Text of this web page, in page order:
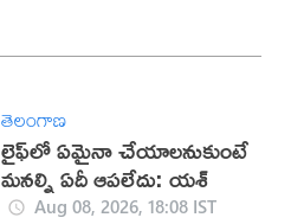
తెలంగాణ
లైఫ్‌లో ఏమైనా చేయాలనుకుంటే
మనల్ని ఏదీ ఆపలేదు: యశ్
Aug 08, 2026, 18:08 IST